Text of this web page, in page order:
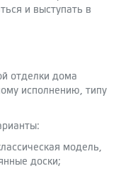
и выступать в
отделки дома
исполнению, типу
модель,
доски;